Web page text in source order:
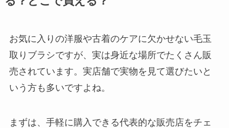
お気に入りの洋服や古着のケアに欠かせない毛玉
取りブラシですが、実は身近な場所でたくさん販
売されています。実店舗で実物を見て選びたいと
いう方も多いですよね。
まずは、手軽に購入できる代表的な販売店をチェ